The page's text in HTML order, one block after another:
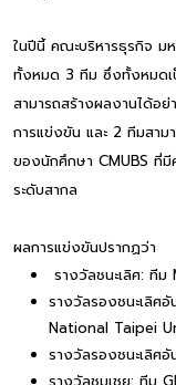
ในปีนี้ คณะบริหารธุรกิจ ม
ทั้งหมด 3 ทีม ซึ่งทั้งหมดเ
สามารถสร้างผลงานได้
การแข่งขัน และ 2 ทีมสาม
ของนักศึกษา CMUBS ที่มี
ระดับสากล
ผลการแข่งขันปรากฏว่า
รางวัลชนะเลิศ: ที
รางวัลรองชนะเลิศ
National Taipei
รางวัลรองชนะเลิศ